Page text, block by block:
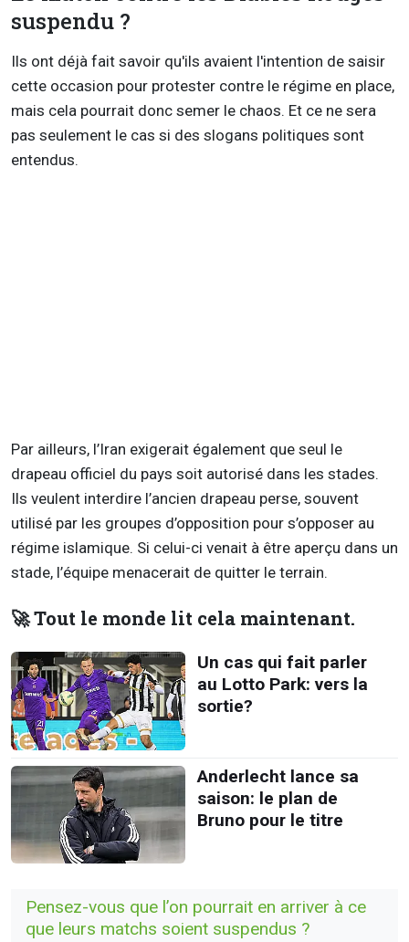
suspendu ?
Ils ont déjà fait savoir qu'ils avaient l'intention de saisir
cette occasion pour protester contre le régime en place,
mais cela pourrait donc semer le chaos. Et ce ne sera
pas seulement le cas si des slogans politiques sont
entendus.
Par ailleurs, l’Iran exigerait également que seul le
drapeau officiel du pays soit autorisé dans les stades.
Ils veulent interdire l’ancien drapeau perse, souvent
utilisé par les groupes d’opposition pour s’opposer au
régime islamique. Si celui-ci venait à être aperçu dans un
stade, l’équipe menacerait de quitter le terrain.
🚀 Tout le monde lit cela maintenant.
Un cas qui fait parler
au Lotto Park: vers la
sortie?
Anderlecht lance sa
saison: le plan de
Bruno pour le titre
Pensez-vous que l’on pourrait en arriver à ce
que leurs matchs soient suspendus ?